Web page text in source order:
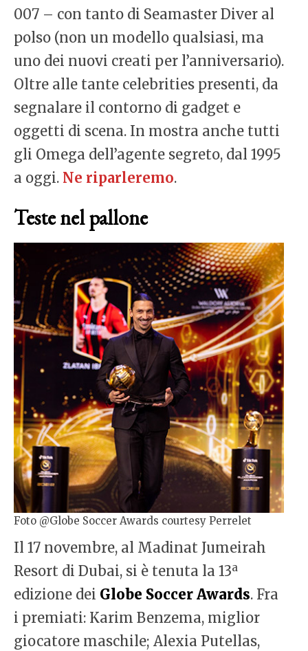
007 – con tanto di Seamaster Diver al
polso (non un modello qualsiasi, ma
uno dei nuovi creati per l’anniversario).
Oltre alle tante celebrities presenti, da
segnalare il contorno di gadget e
oggetti di scena. In mostra anche tutti
gli Omega dell’agente segreto, dal 1995
a oggi. Ne riparleremo.
Teste nel pallone
Foto @Globe Soccer Awards courtesy Perrelet
Il 17 novembre, al Madinat Jumeirah
Resort di Dubai, si è tenuta la 13a
edizione dei Globe Soccer Awards. Fra
i premiati: Karim Benzema, miglior
giocatore maschile; Alexia Putellas,